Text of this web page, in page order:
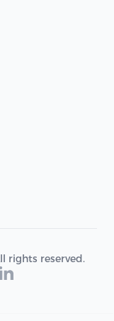
rights reserved.